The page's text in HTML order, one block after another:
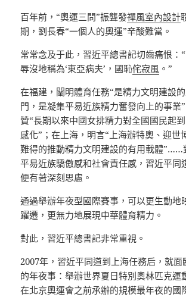
百年前，“奧運三問”振聾發禪風室內設計
期，劉長春“一個人的奧運”辛酸難當。
常常念及于此，習近平總書記切齒痛恨：
辱沒地稱為‘東亞病夫’，國恥侘寂風 。”
在福建，闡明體育任務“是精力文明建設
門，是凝集平易近族精力奮發向上的事業
贊“長期以來中國女排精力對全國國民起
感化”；在上海，明言“上海辦特奧、迎世
難得的推動精力文明建設的有用載體”……
平易近族驕傲感和社會責任感，習近平同
便有著深刻思慮。
通過舉辦年夜型國際賽事，可以更生動地
躍遷，更無力地展現中華體育精力。
對此，習近平總書記非常重視。
2007年，習近平同道到上海任務后，就
的年夜事：舉辦世界夏日特別奧林匹克運
在北京奧運會之前承辦的規模最年夜的國